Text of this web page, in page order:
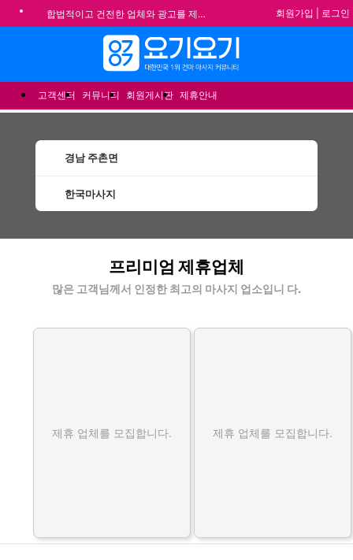
합법적이고 건전한 업체와 광고를 제휴합니다.
★요기요기 설 연휴 휴무 안내★
★ 요기요기 업체회원 안내사항 ★
불건전한 게시글은 삭제 및 회원탈퇴 됩니다.
회원가입 로그인
고객센터 커뮤니티 회원게시판 제휴안내
경남 주촌면
한국마사지
프리미엄 제휴업체
많은 고객님께서 인정한 최고의 마사지 업소입니 다.
제휴 업체를 모집합니다. 제휴 업체를 모집합니다.